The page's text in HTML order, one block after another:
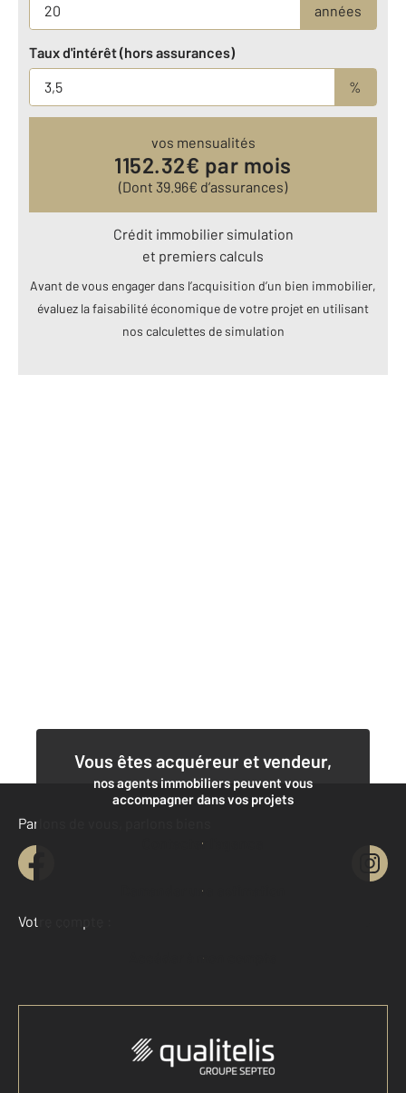
années
Taux d'intérêt (hors assurances)
%
vos mensualités
1152.32€ par mois
(Dont 39.96€ d’assurances)
Crédit immobilier simulation
et premiers calculs
Avant de vous engager dans l’acquisition d’un bien immobilier,
évaluez la faisabilité économique de votre projet en utilisant
nos calculettes de simulation
Vous êtes acquéreur et vendeur,
nos agents immobiliers peuvent vous
accompagner dans vos projets
Contacter l'agence
Demander une estimation
Parlons de vous, parlons biens
Votre compte :
Accéder à mon compte